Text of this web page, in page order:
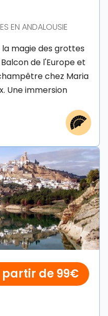
EN ANDALOUSIE
la magie des grottes
de l'Europe et
chez Maria
Une immersion
partir de 99€